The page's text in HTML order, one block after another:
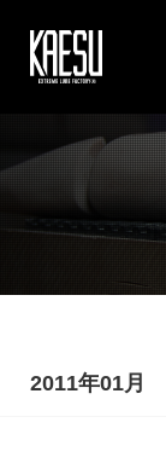
2011年01月